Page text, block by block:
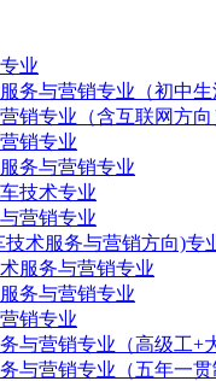
业
务与营销专业（初中生
销专业（含互联网方向
销专业
务与营销专业
技术专业
营销专业
技术服务与营销方向)专
服务与营销专业
务与营销专业
销专业
与营销专业（高级工+
与营销专业（五年一贯